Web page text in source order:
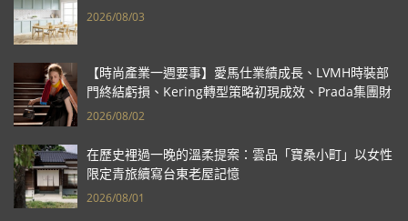
2026/08/03
【時尚產業一週要事】愛馬仕業績成長、LVMH時裝部
門終結虧損、Kering轉型策略初現成效、Prada集團財
報亮眼
2026/08/02
在歷史裡過一晚的溫柔提案：雲品「寶桑小町」以女性
限定青旅續寫台東老屋記憶
2026/08/01